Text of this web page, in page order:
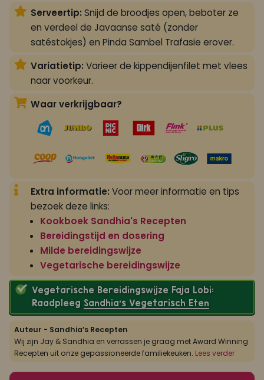
Serveertip: Snijd de broodjes open, beboter ze
en verdeel de Javaanse saté (zonder
satéstokjes) en Pinda Sambel Trafasie erover.
Variatietip: Varieer de kippendijenfilet met vlees
naar voorkeur.
Waar verkrijgbaar?
Extra informatie: Voor meer informatie en tips
bezoek deze links:
Kookboek Sandhia's Recepten
Bereidingstijd en dosering
Milde bereidingswijze
Vegetarische bereidingswijze
Vegetarische Bereidingswijze Faja Lobi:
Raadpleeg Sandhia’s Vegetarisch Eten
Auteur - Sandhia’s Recepten
Wij zijn Jay & Sandhia en verrassen je graag met Award Winning
Recepten uit onze gepassioneerde familiekeuken. Lees verder